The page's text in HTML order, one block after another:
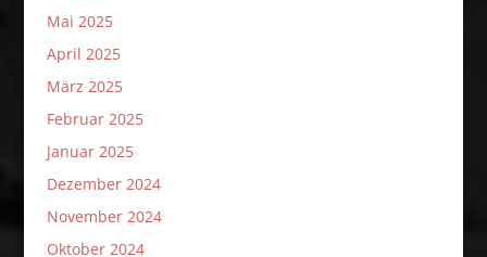
Mai 2025
April 2025
März 2025
Februar 2025
Januar 2025
Dezember 2024
November 2024
Oktober 2024